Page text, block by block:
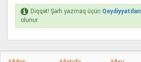
Diqqət! Şərh yazmaq üçün Qeydiyyatdan
olunur.